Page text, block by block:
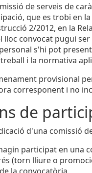
de serveis de
que es trobi en
2/2012, en la
lloc convocat pugui
s'hi pot
i la normativa
provisional
corresponent i no
de
d'una comissió
participat en una
(torn lliure o
la convocatòria.